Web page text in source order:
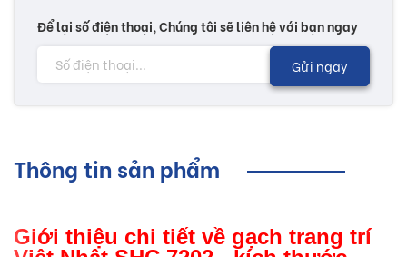
Để lại số điện thoại, Chúng tôi sẽ liên hệ với bạn ngay
Gửi ngay
Thông tin sản phẩm
Giới thiệu chi tiết về gạch trang trí